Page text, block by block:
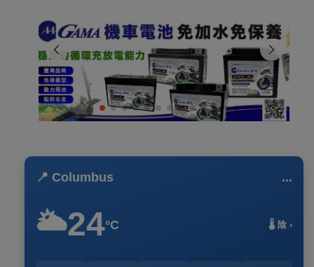
📍 Columbus ...
🌥️24°C 🌡️ 陰 ›